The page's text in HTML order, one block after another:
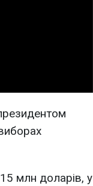
млн доларів, у